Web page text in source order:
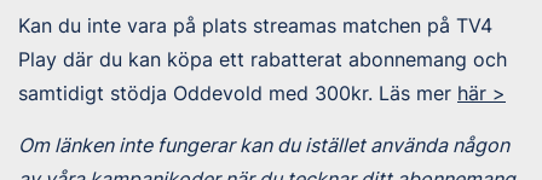
Kan du inte vara på plats streamas matchen på TV4
Play där du kan köpa ett rabatterat abonnemang och
samtidigt stödja Oddevold med 300kr. Läs mer här >
Om länken inte fungerar kan du istället använda någon